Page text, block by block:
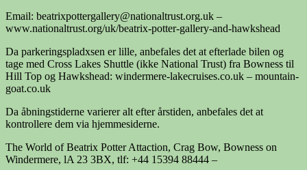
Email: beatrixpottergallery@nationaltrust.org.uk –
www.nationaltrust.org/uk/beatrix-potter-gallery-and-hawkshead
Da parkeringspladxsen er lille, anbefales det at efterlade bilen og
tage med Cross Lakes Shuttle (ikke National Trust) fra Bowness til
Hill Top og Hawkshead: windermere-lakecruises.co.uk – mountain-
goat.co.uk
Da åbningstiderne varierer alt efter årstiden, anbefales det at
kontrollere dem via hjemmesiderne.
The World of Beatrix Potter Attaction, Crag Bow, Bowness on
Windermere, lA 23 3BX, tlf: +44 15394 88444 –